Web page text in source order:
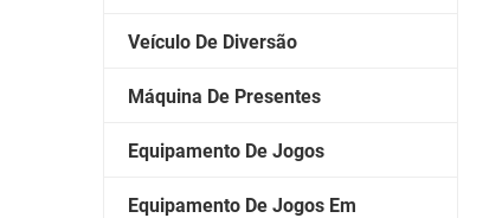
Veículo De Diversão
Máquina De Presentes
Equipamento De Jogos
Equipamento De Jogos Em